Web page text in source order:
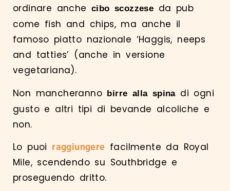
ordinare anche cibo scozzese da pub
come fish and chips, ma anche il
famoso piatto nazionale ‘Haggis, neeps
and tatties’ (anche in versione
vegetariana).
Non mancheranno birre alla spinadi ogni
gusto e altri tipi di bevande alcoliche e
non.
Lo puoi raggiungere facilmente da Royal
Mile, scendendo su Southbridge e
proseguendo dritto.